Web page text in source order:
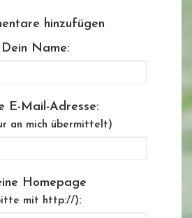
hinzufügen
Dein Name:
E-Mail-Adresse:
an mich übermittelt)
Homepage
mit http://):